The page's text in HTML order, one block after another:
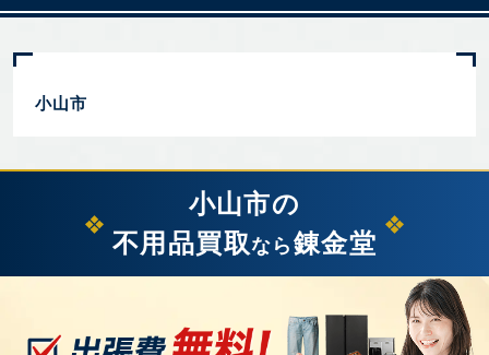
小山市
小山市の
不用品買取なら 錬金堂